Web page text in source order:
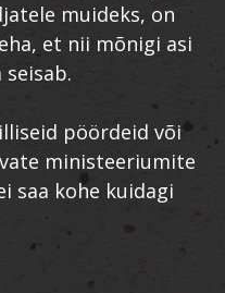
muideks, on
et nii mõnigi asi
pöördeid või
ministeeriumite
saa kohe kuidagi